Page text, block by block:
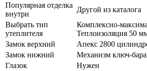
Популярная отделка
внутри
Другой из каталога
Выбрать тип
утеплителя
Комплексно-
Теплоизоляция 50
Замок верхний
Апекс 2800
Замок нижний
Механизм ключ-
Глазок
Нужен